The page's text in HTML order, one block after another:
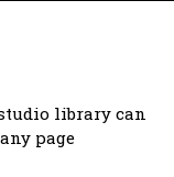
library can
page